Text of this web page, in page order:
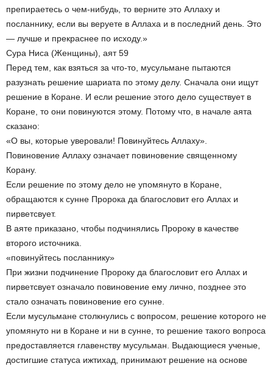
препираетесь o чем-нибудь, то верните это Аллаху и
посланнику, если вы веруете в Аллаха и в последний день. Это
— лучше и прекраснее по исходу.»
Сура Ниса (Женщины), аят 59
Перед тем, как взяться за что-то, мусульмане пытаются
разузнать решение шариата по этому делу. Сначала они ищут
решение в Коране. И если решение этого дело существует в
Коране, то они повинуются этому. Потому что, в начале аята
сказано:
«O вы, которые уверовали! Повинуйтесь Аллаху».
Повиновение Аллаху означает повиновение священному
Корану.
Если решение по этому дело не упомянуто в Коране,
обращаются к сунне Пророка да благословит его Аллах и
пирветсвует.
В аяте приказано, чтобы подчинялись Пророку в качестве
второго источника.
«повинуйтесь посланнику»
При жизни подчинение Пророку да благословит его Аллах и
пирветсвует означало повиновение ему лично, позднее это
стало означать повиновение его сунне.
Если мусульмане столкнулись с вопросом, решение которого не
упомянуто ни в Коране и ни в сунне, то решение такого вопроса
предоставляется главенству мусульман. Выдающиеся ученые,
достигшие статуса ижтихад, принимают решение на основе